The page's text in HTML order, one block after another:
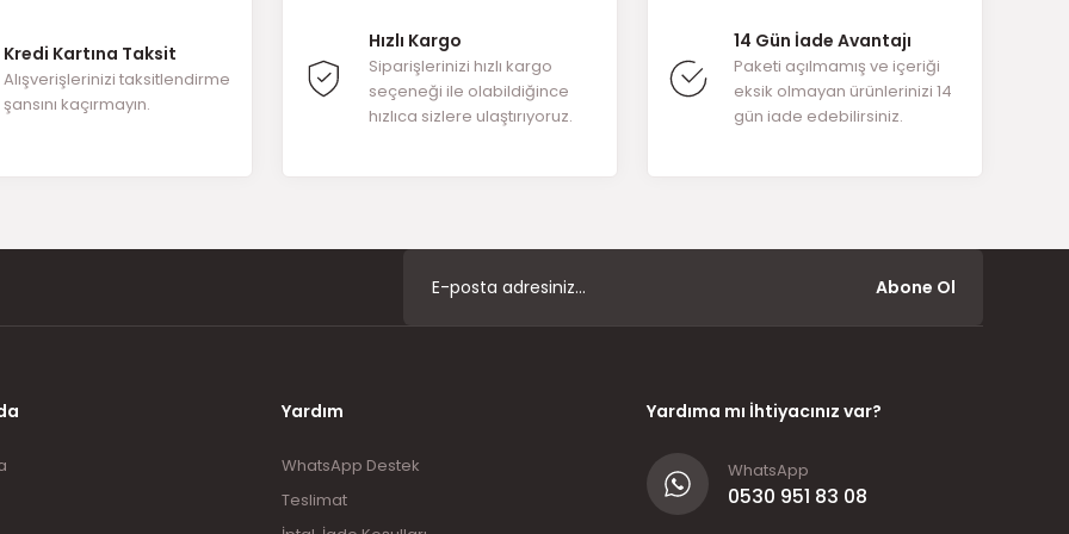
Yorum Yaz
Kredi Kartına Taksit
Alışverişlerinizi taksitlendirme
şansını kaçırmayın.
Hızlı Kargo
Siparişlerinizi hızlı kargo
seçeneği ile olabildiğince
hızlıca sizlere ulaştırıyoruz.
14 Gün İade Avantajı
Paketi açılmamış ve içeriği
eksik olmayan ürünlerinizi 14
gün iade edebilirsiniz.
Abone Ol
Yardım
WhatsApp Destek
Teslimat
Yardıma mı İhtiyacınız var?
WhatsApp
0530 951 83 08